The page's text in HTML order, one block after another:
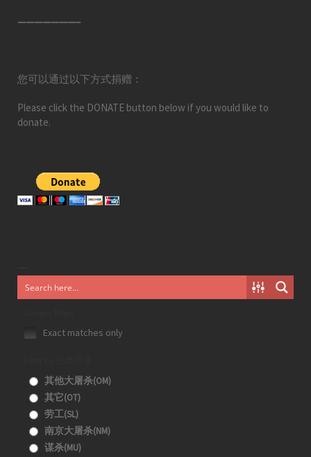
———————–
您可以通过以下方式捐赠：
Please click the DONATE button below if you would like to
donate.
Exact matches only
其他大屠杀(OM)
其它(OT)
劳工(SL)
南京大屠杀(NM)
谋杀(MU)